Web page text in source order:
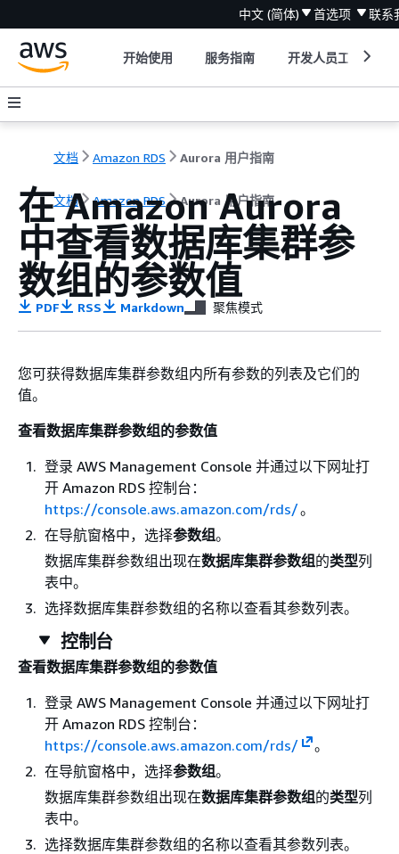
中文 (简体) 首选项 联系
开始使用 服务指南 开发人员工具
文档 Amazon RDS Aurora 用户指南
文档 Amazon RDS Aurora 用户指南
在 Amazon Aurora
中查看数据库集群参
数组的参数值
PDF RSS Markdown 聚焦模式
您可获得数据库集群参数组内所有参数的列表及它们的
值。
查看数据库集群参数组的参数值
登录 AWS Management Console 并通过以下网址打
开 Amazon RDS 控制台：
https://console.aws.amazon.com/rds/。
在导航窗格中，选择参数组。
数据库集群参数组出现在数据库集群参数组的类型列
表中。
选择数据库集群参数组的名称以查看其参数列表。
控制台
查看数据库集群参数组的参数值
登录 AWS Management Console 并通过以下网址打
开 Amazon RDS 控制台：
https://console.aws.amazon.com/rds/
。
在导航窗格中，选择参数组。
数据库集群参数组出现在数据库集群参数组的类型列
表中。
选择数据库集群参数组的名称以查看其参数列表。